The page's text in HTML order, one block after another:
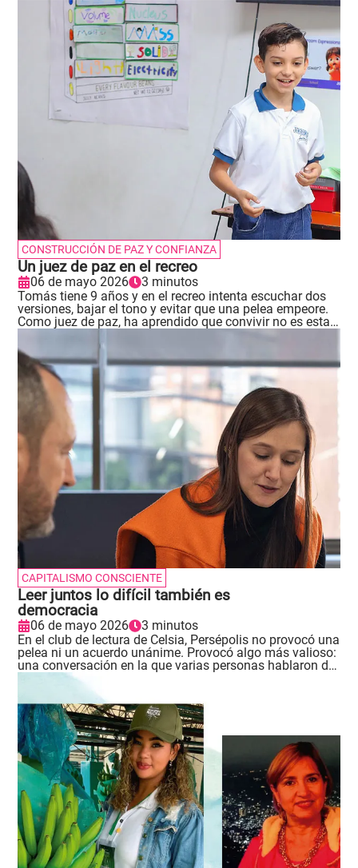
CONSTRUCCIÓN DE PAZ Y CONFIANZA
Un juez de paz en el recreo
06 de mayo 2026
3 minutos
Tomás tiene 9 años y en el recreo intenta escuchar dos
versiones, bajar el tono y evitar que una pelea empeore.
Como juez de paz, ha aprendido que convivir no es estar
siempre de acuerdo, sino saber qué hacer cuando
aparece el conflicto. .
CAPITALISMO CONSCIENTE
Leer juntos lo difícil también es
democracia
06 de mayo 2026
3 minutos
En el club de lectura de Celsia, Persépolis no provocó una
pelea ni un acuerdo unánime. Provocó algo más valioso:
una conversación en la que varias personas hablaron de
miedo, represión, xenofobia, confianza, venganza y
humanidad sin apurarse a convertir cada diferencia en
un bando. .